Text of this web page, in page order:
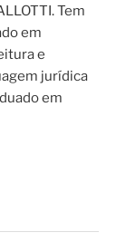
Tem
em
e
jurídica
em